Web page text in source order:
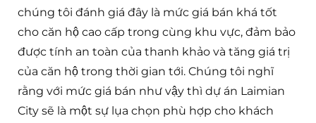
chúng tôi đánh giá đây là mức giá bán khá tốt
cho căn hộ cao cấp trong cùng khu vực, đảm bảo
được tính an toàn của thanh khảo và tăng giá trị
của căn hộ trong thời gian tới. Chúng tôi nghĩ
rằng với mức giá bán như vậy thì dự án Laimian
City sẽ là một sự lụa chọn phù hợp cho khách